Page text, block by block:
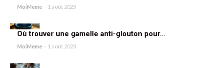
MoiMeme - 1 août 2023
Où trouver une gamelle anti-glouton pour...
MoiMeme - 1 août 2023